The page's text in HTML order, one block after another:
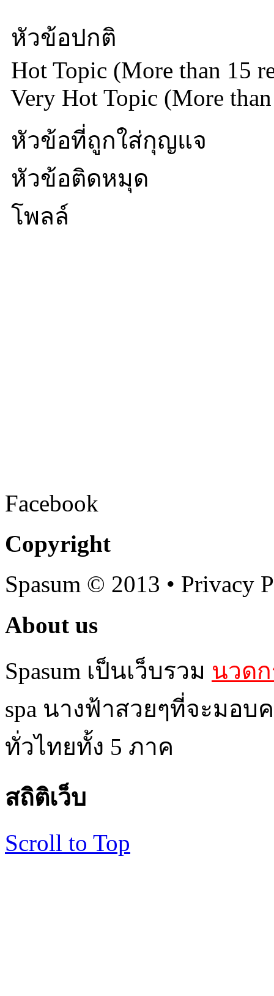
หัวข้อปกติ
Hot Topic (More than 15
Very Hot Topic (More
หัวข้อที่ถูกใส่กุญแจ
หัวข้อติดหมุด
โพลล์
Facebook
Copyright
Spasum © 2013 • Privacy
About us
Spasum เป็นเว็บรวม นวด
spa นางฟ้าสวยๆที่จะมอ
ทั่วไทยทั้ง 5 ภาค
สถิติเว็บ
Scroll to Top